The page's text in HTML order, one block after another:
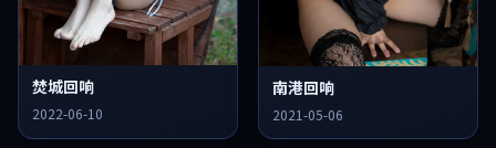
焚城回响
2022-06-10
南港回响
2021-05-06